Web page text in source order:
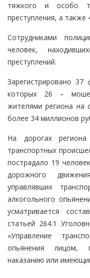
тяжкого и особо
преступления, а также
Сотрудниками
человек,
преступлений.
Зарегистрировано
которых 26 –
жителями региона на
более 34 миллионов
На дорогах
транспортных
пострадало 19
дорожного
управлявших
алкогольного
усматривается
статьей 264.1
«Управление
опьянения лицом,
наказанию или